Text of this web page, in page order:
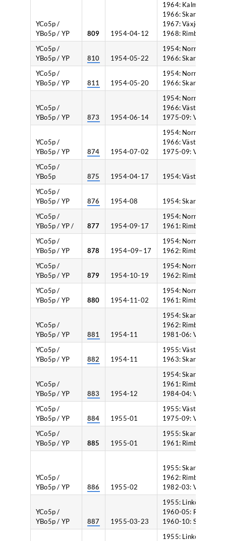
YCo5p /
YBo5p / YP
809 1954-04-12
1964: Kalmar,
1966: Skara,
1967: Växjö,
1968: Rimbo.
YCo5p /
YBo5p / YP
810 1954-05-22
1954: Norrköping,
1966: Skara.
YCo5p /
YBo5p / YP
811 1954-05-20
1954: Norrköping,
1966: Skara.
YCo5p /
YBo5p / YP
873 1954-06-14
1954: Norrköping,
1966: Västervik,
1975-09: Växjö.
YCo5p /
YBo5p / YP
874 1954-07-02
1954: Norrköping,
1966: Västervik,
1975-09: Växjö.
YCo5p /
YBo5p
875 1954-04-17
1954: Västervik.
YCo5p /
YBo5p / YP
876 1954-08
1954: Skara.
YCo5p /
YBo5p / YP /
877 1954-09-17
1954: Norrköping,
1961: Rimbo.
YCo5p /
YBo5p / YP
878 1954–09−17
1954: Norrköping,
1962: Rimbo.
YCo5p /
YBo5p / YP
879 1954-10-19
1954: Norrköping,
1962: Rimbo.
YCo5p /
YBo5p / YP
880 1954-11-02
1954: Norrköping,
1961: Rimbo.
YCo5p /
YBo5p / YP
881 1954-11
1954: Skara,
1962: Rimbo,
1981-06: Växjö.
YCo5p /
YBo5p / YP
882 1954-11
1955: Västervik,
1963: Skara.
YCo5p /
YBo5p / YP
883 1954-12
1954: Skara,
1961: Rimbo,
1984-04: Växjö.
YCo5p /
YBo5p / YP
884 1955-01
1955: Västervik,
1975-09: Växjö.
YCo5p /
YBo5p / YP
885 1955-01
1955: Skara,
1961: Rimbo.
YCo5p /
YBo5p / YP
886 1955-02
1955: Skara,
1962: Rimbo,
1982-03: Växjö.
YCo5p /
YBo5p / YP
887 1955-03-23
1955: Linköping,
1960-05: Rimbo,
1960-10: Skara.
1955: Linköping,